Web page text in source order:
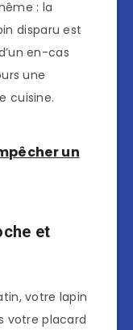
: la
disparu est
en-cas
une
cuisine.
un
et
votre lapin
votre placard